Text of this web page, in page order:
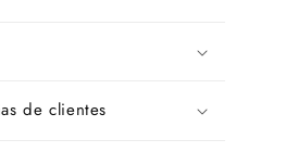
de clientes